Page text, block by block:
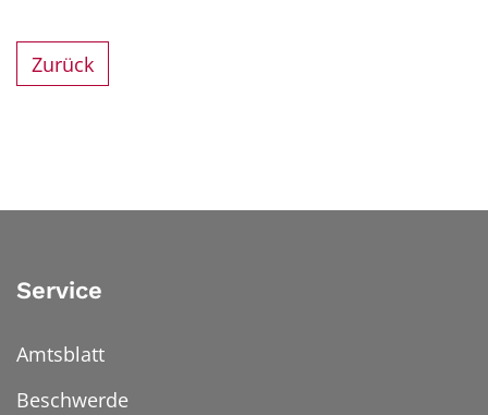
Zurück
Service
Amtsblatt
Beschwerde